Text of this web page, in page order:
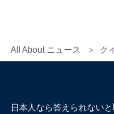
All About ニュース ク
日本人なら答えられない